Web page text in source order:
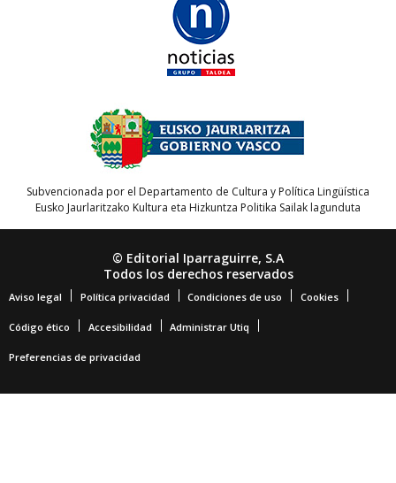
Subvencionada por el Departamento de Cultura y Política Lingüística
Eusko Jaurlaritzako Kultura eta Hizkuntza Politika Sailak lagunduta
© Editorial Iparraguirre, S.A
Todos los derechos reservados
Aviso legal Política privacidad Condiciones de uso Cookies
Código ético Accesibilidad Administrar Utiq
Preferencias de privacidad